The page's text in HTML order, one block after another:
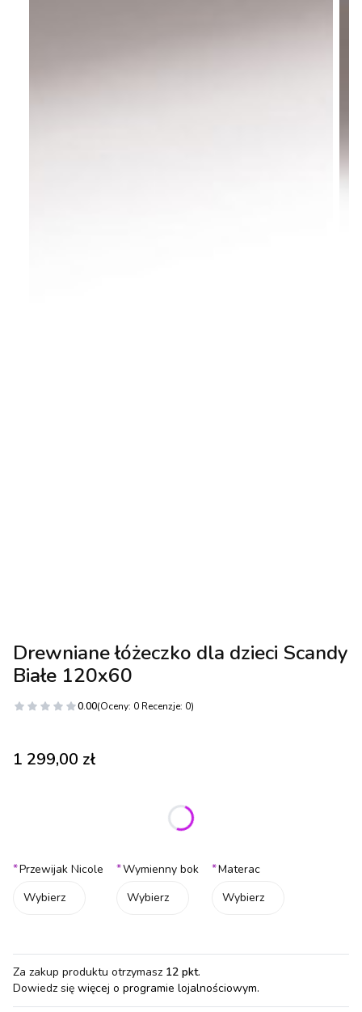
Drewniane łóżeczko dla dzieci Scandy
Białe 120x60
0.00(Oceny: 0 Recenzje: 0)
Cena
1 299,00 zł
Poszczególne warianty mogą różnić się ceną
*Przewijak Nicole
Wybierz
*Wymienny bok
Wybierz
*Materac
Wybierz
Za zakup produktu otrzymasz 12 pkt.
Dowiedz się więcej o programie lojalnościowym.